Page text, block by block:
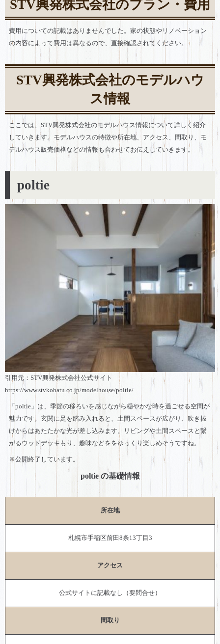
STV興発株式会社のプラン・費用
費用についての記載はありませんでした。家の状態やリノベーション
の内容によって費用は異なるので、直接確認されてください。
STV興発株式会社のモデルハウ
ス情報
ここでは、STV興発株式会社のモデルハウス情報について詳しく紹介
していきます。モデルハウスの特徴や所在地、アクセス、間取り、モ
デルハウス販売価格などの情報も合わせてお伝えしていきます。
poltie
引用元：STV興発株式会社公式サイト
https://www.stvkohatu.co.jp/modelhouse/poltie/
「poltie」は、季節の移ろいを感じながら穏やかな時を過ごせる空間が
魅力です。玄関に足を踏み入れると、土間スペースが広がり、吹き抜
けからはあたたかな光が差し込みます。リビングや土間スペースと繋
がるウッドデッキもり、趣味などををゆっくり楽しめそうですね。
※公開終了しています。
poltie の基礎情報
所在地
札幌市手稲区前田8条13丁目3
アクセス
公式サイトに記載なし（要問合せ）
間取り